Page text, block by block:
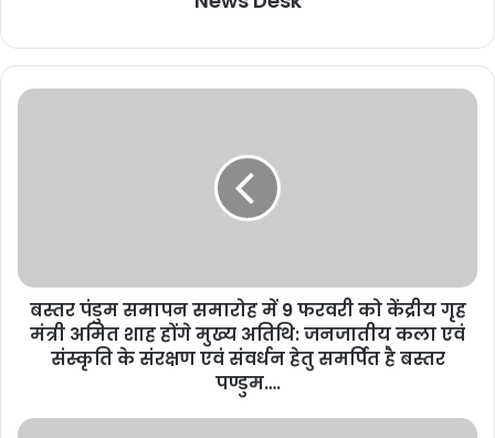
बस्तर पंडुम समापन समारोह में 9 फरवरी को केंद्रीय गृह
मंत्री अमित शाह होंगे मुख्य अतिथि: जनजातीय कला एवं
संस्कृति के संरक्षण एवं संवर्धन हेतु समर्पित है बस्तर
पण्डुम….